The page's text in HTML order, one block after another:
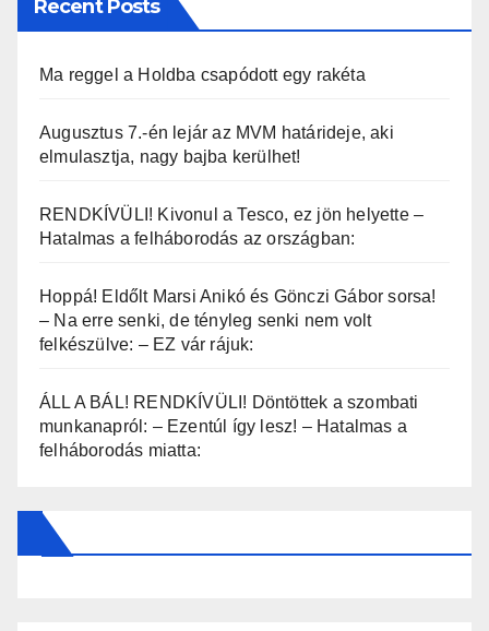
Recent Posts
Ma reggel a Holdba csapódott egy rakéta
Augusztus 7.-én lejár az MVM határideje, aki
elmulasztja, nagy bajba kerülhet!
RENDKÍVÜLI! Kivonul a Tesco, ez jön helyette –
Hatalmas a felháborodás az országban:
Hoppá! Eldőlt Marsi Anikó és Gönczi Gábor sorsa!
– Na erre senki, de tényleg senki nem volt
felkészülve: – EZ vár rájuk:
ÁLL A BÁL! RENDKÍVÜLI! Döntöttek a szombati
munkanapról: – Ezentúl így lesz! – Hatalmas a
felháborodás miatta: